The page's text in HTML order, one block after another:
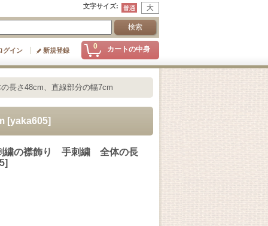
文字サイズ:
0 カートの中身
グイン 新規登録
さ48cm、直線部分の幅7cm
[yaka605]
繍の襟飾り 手刺繍 全体の長
]